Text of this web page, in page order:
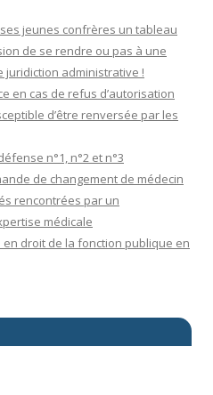
jeunes confrères un tableau
de se rendre ou pas à une
juridiction administrative !
en cas de refus d’autorisation
d’être renversée par les
n°1, n°2 et n°3
de changement de médecin
rencontrées par un
médicale
droit de la fonction publique en